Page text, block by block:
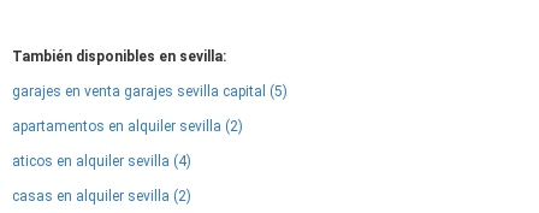
También disponibles en sevilla:
garajes en venta garajes sevilla capital (5)
apartamentos en alquiler sevilla (2)
aticos en alquiler sevilla (4)
casas en alquiler sevilla (2)